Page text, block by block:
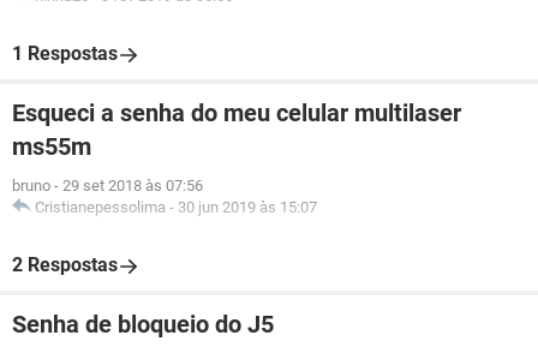
1 Respostas
Esqueci a senha do meu celular multilaser
ms55m
bruno - 29 set 2018 às 07:56
Cristianepessolima - 30 jun 2019 às 15:07
2 Respostas
Senha de bloqueio do J5